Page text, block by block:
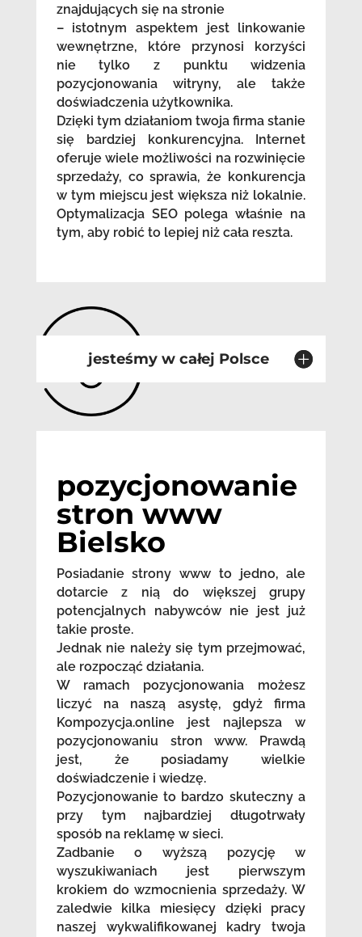
znajdujących się na stronie
– istotnym aspektem jest linkowanie
wewnętrzne, które przynosi korzyści
nie tylko z punktu widzenia
pozycjonowania witryny, ale także
doświadczenia użytkownika.
Dzięki tym działaniom twoja firma stanie
się bardziej konkurencyjna. Internet
oferuje wiele możliwości na rozwinięcie
sprzedaży, co sprawia, że konkurencja
w tym miejscu jest większa niż lokalnie.
Optymalizacja SEO polega właśnie na
tym, aby robić to lepiej niż cała reszta.
jesteśmy w całej Polsce
pozycjonowanie
stron www
Bielsko
Posiadanie strony www to jedno, ale
dotarcie z nią do większej grupy
potencjalnych nabywców nie jest już
takie proste.
Jednak nie należy się tym przejmować,
ale rozpocząć działania.
W ramach pozycjonowania możesz
liczyć na naszą asystę, gdyż firma
Kompozycja.online jest najlepsza w
pozycjonowaniu stron www. Prawdą
jest, że posiadamy wielkie
doświadczenie i wiedzę.
Pozycjonowanie to bardzo skuteczny a
przy tym najbardziej długotrwały
sposób na reklamę w sieci.
Zadbanie o wyższą pozycję w
wyszukiwaniach jest pierwszym
krokiem do wzmocnienia sprzedaży. W
zaledwie kilka miesięcy dzięki pracy
naszej wykwalifikowanej kadry twoja